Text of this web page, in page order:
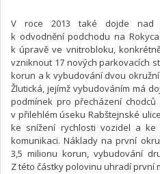
V roce 2013 také dojde nad
k odvodnění podchodu na
k úpravě ve vnitrobloku,
vzniknout 17 nových parkovacích
korun a k vybudování dvou
Žlutická, jejímž vybudováním má
podmínek pro přecházení
v přilehlém úseku Rabštejnské
ke snížení rychlosti vozidel a ke
komunikaci. Náklady na první
3,5 milionu korun, vybudování
Z této částky polovinu uhradí první